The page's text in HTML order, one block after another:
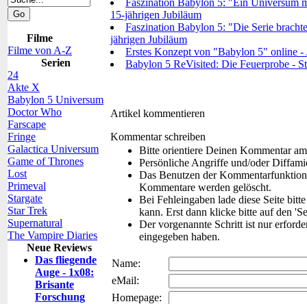
Filme
Filme von A-Z
Serien
24
Akte X
Babylon 5 Universum
Doctor Who
Farscape
Fringe
Galactica Universum
Game of Thrones
Lost
Primeval
Stargate
Star Trek
Supernatural
The Vampire Diaries
Neue Reviews
Das fliegende
Auge - 1x08:
Brisante
Forschung
Faszination Babylon 5: "Ein Universum
15-jährigen Jubiläum
Faszination Babylon 5: "Die Serie
jährigen Jubiläum
Erstes Konzept von "Babylon 5" online -
Babylon 5 ReVisited: Die Feuerprobe -
Artikel kommentieren
Kommentar schreiben
Bitte orientiere Deinen Kommentar
Persönliche Angriffe und/oder
Das Benutzen der
Kommentare werden gelöscht.
Bei Fehleingaben lade diese Seite
kann. Erst dann klicke bitte auf den
Der vorgenannte Schritt ist nur
eingegeben haben.
Name:
eMail:
Homepage: